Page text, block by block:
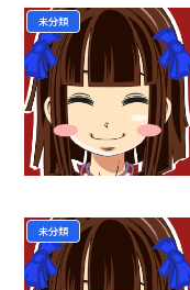
未分類
未分類